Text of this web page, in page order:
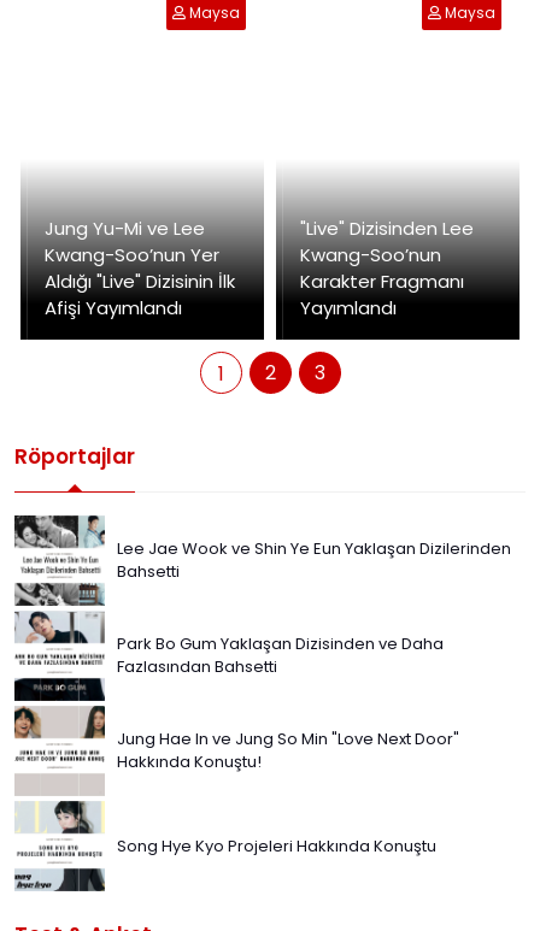
Jung Yu-Mi ve Lee
Kwang-Soo’nun Yer
Aldığı "Live" Dizisinin İlk
Afişi Yayımlandı
Maysa
"Live" Dizisinden Lee
Kwang-Soo’nun
Karakter Fragmanı
Yayımlandı
Maysa
1 2 3
Röportajlar
Lee Jae Wook ve Shin Ye Eun Yaklaşan Dizilerinden
Bahsetti
Park Bo Gum Yaklaşan Dizisinden ve Daha
Fazlasından Bahsetti
Jung Hae In ve Jung So Min "Love Next Door"
Hakkında Konuştu!
Song Hye Kyo Projeleri Hakkında Konuştu